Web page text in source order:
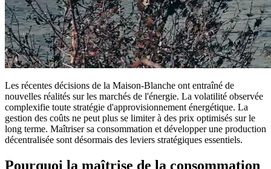
Les récentes décisions de la Maison-Blanche ont entraîné de
nouvelles réalités sur les marchés de l'énergie. La volatilité observée
complexifie toute stratégie d'approvisionnement énergétique. La
gestion des coûts ne peut plus se limiter à des prix optimisés sur le
long terme. Maîtriser sa consommation et développer une production
décentralisée sont désormais des leviers stratégiques essentiels.
Pourquoi la maîtrise de la consommation